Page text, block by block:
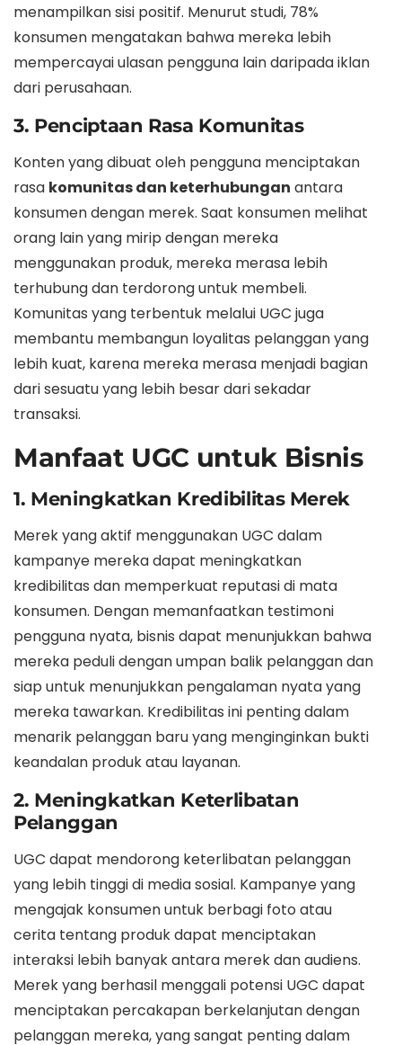
menampilkan sisi positif. Menurut studi, 78%
konsumen mengatakan bahwa mereka lebih
mempercayai ulasan pengguna lain daripada iklan
dari perusahaan.
3. Penciptaan Rasa Komunitas
Konten yang dibuat oleh pengguna menciptakan
rasa komunitas dan keterhubungan antara
konsumen dengan merek. Saat konsumen melihat
orang lain yang mirip dengan mereka
menggunakan produk, mereka merasa lebih
terhubung dan terdorong untuk membeli.
Komunitas yang terbentuk melalui UGC juga
membantu membangun loyalitas pelanggan yang
lebih kuat, karena mereka merasa menjadi bagian
dari sesuatu yang lebih besar dari sekadar
transaksi.
Manfaat UGC untuk Bisnis
1. Meningkatkan Kredibilitas Merek
Merek yang aktif menggunakan UGC dalam
kampanye mereka dapat meningkatkan
kredibilitas dan memperkuat reputasi di mata
konsumen. Dengan memanfaatkan testimoni
pengguna nyata, bisnis dapat menunjukkan bahwa
mereka peduli dengan umpan balik pelanggan dan
siap untuk menunjukkan pengalaman nyata yang
mereka tawarkan. Kredibilitas ini penting dalam
menarik pelanggan baru yang menginginkan bukti
keandalan produk atau layanan.
2. Meningkatkan Keterlibatan
Pelanggan
UGC dapat mendorong keterlibatan pelanggan
yang lebih tinggi di media sosial. Kampanye yang
mengajak konsumen untuk berbagi foto atau
cerita tentang produk dapat menciptakan
interaksi lebih banyak antara merek dan audiens.
Merek yang berhasil menggali potensi UGC dapat
menciptakan percakapan berkelanjutan dengan
pelanggan mereka, yang sangat penting dalam